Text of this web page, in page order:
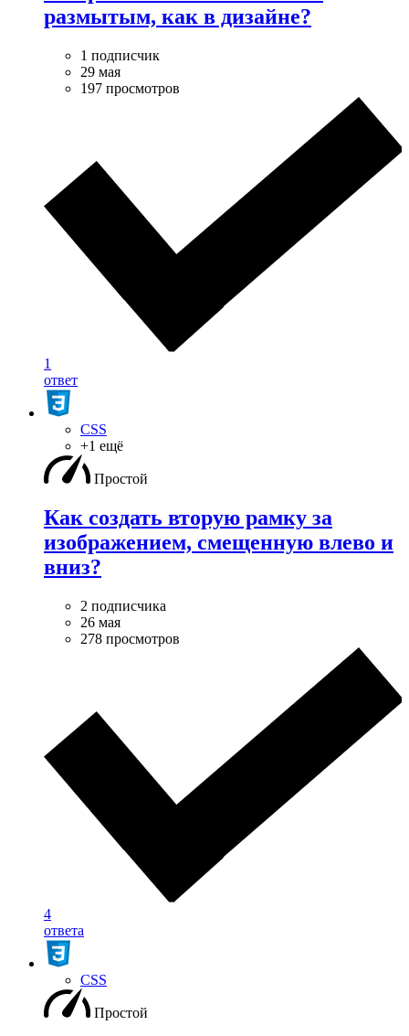
размытым, как в дизайне?
1 подписчик
29 мая
197 просмотров
1
ответ
CSS
+1 ещё
Простой
Как создать вторую рамку за
изображением, смещенную влево и
вниз?
2 подписчика
26 мая
278 просмотров
4
ответа
CSS
Простой